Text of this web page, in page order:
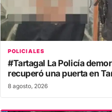
POLICIALES
#Tartagal La Policía
recuperó una puerta en
8 agosto, 2026